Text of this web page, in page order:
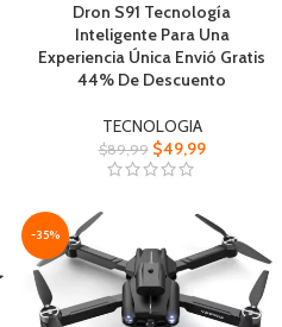
Dron S91 Tecnología
Inteligente Para Una
Experiencia Única Envió Gratis
44% De Descuento
TECNOLOGIA
$89,99 $49,99
-35%